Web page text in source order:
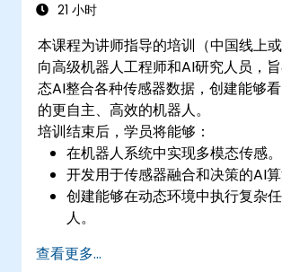
21 小时
本课程为讲师指导的培训（中国线上
向高级机器人工程师和AI研究人员，
态AI整合各种传感器数据，创建能够
的更自主、高效的机器人。
培训结束后，学员将能够：
在机器人系统中实现多模态传感。
开发用于传感器融合和决策的AI算
创建能够在动态环境中执行复杂
人。
查看更多...